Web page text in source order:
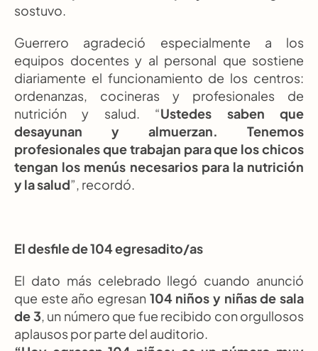
sostuvo.
Guerrero agradeció especialmente a los
equipos docentes y al personal que sostiene
diariamente el funcionamiento de los centros:
ordenanzas, cocineras y profesionales de
nutrición y salud. “Ustedes saben que
desayunan y almuerzan. Tenemos
profesionales que trabajan para que los chicos
tengan los menús necesarios para la nutrición
y la salud”, recordó.
El desfile de 104 egresadito/as
El dato más celebrado llegó cuando anunció
que este año egresan 104 niños y niñas de sala
de 3, un número que fue recibido con orgullosos
aplausos por parte del auditorio.